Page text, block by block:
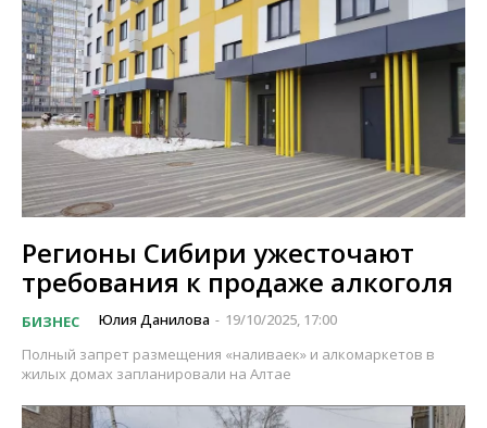
Регионы Сибири ужесточают
требования к продаже алкоголя
БИЗНЕС Юлия Данилова - 19/10/2025, 17:00
Полный запрет размещения «наливаек» и алкомаркетов в
жилых домах запланировали на Алтае